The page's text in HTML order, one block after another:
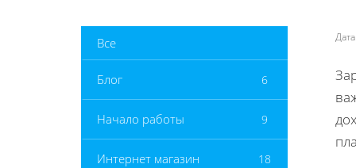
Все
Блог 6
Начало работы 9
Интернет магазин 18